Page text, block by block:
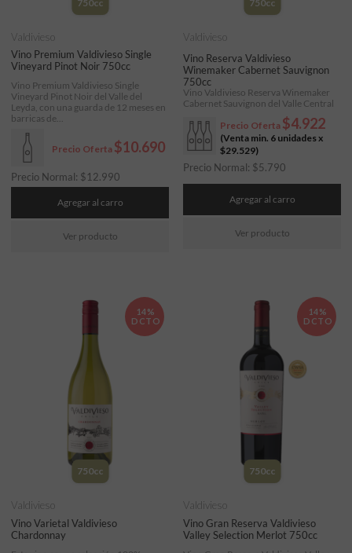
750cc
Vino Premium Valdivieso Single
Vineyard Pinot Noir 750cc
Precio Oferta $10.690
Precio Normal: $12.990
Valdivieso
Vino Premium Valdivieso Single
Vineyard Pinot Noir del Valle del
Leyda, con una guarda de 12 meses en
barricas de...
Agregar al carro
Ver producto
750cc
Vino Reserva Valdivieso
Winemaker Cabernet Sauvignon
750cc
(Venta min. 6 unidades x
$29.529)
Precio Oferta $4.922
Precio Normal: $5.790
Valdivieso
Vino Valdivieso Reserva Winemaker
Cabernet Sauvignon del Valle Central
Agregar al carro
Ver producto
14%
DCTO
750cc
Vino Varietal Valdivieso
Chardonnay
Valdivieso
14%
DCTO
750cc
Vino Gran Reserva Valdivieso
Valley Selection Merlot 750cc
Valdivieso